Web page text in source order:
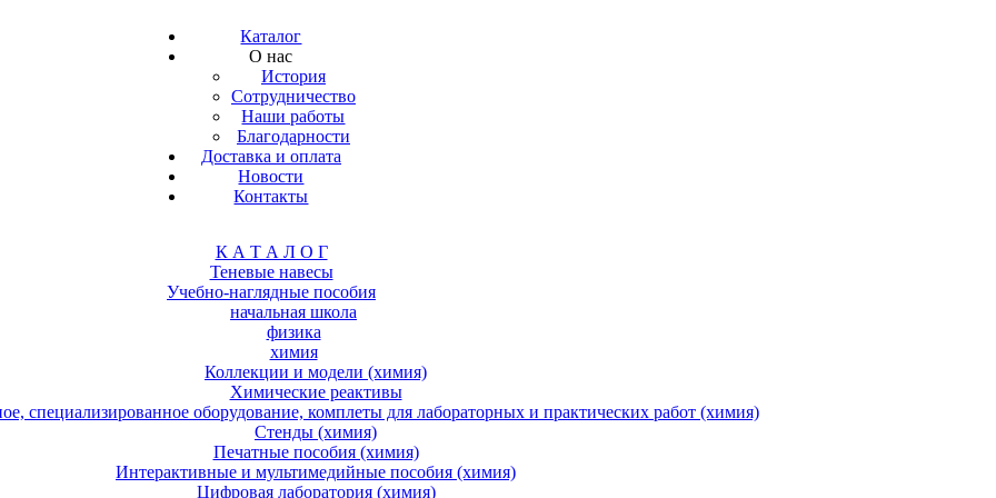
Каталог
О нас
История
Сотрудничество
Наши работы
Благодарности
Доставка и оплата
Новости
Контакты
К А Т А Л О Г
Теневые навесы
Учебно-наглядные пособия
начальная школа
физика
химия
Коллекции и модели (химия)
Химические реактивы
специализированное оборудование, комплеты для лабораторных и практических работ (химия)
Стенды (химия)
Печатные пособия (химия)
Интерактивные и мультимедийные пособия (химия)
Цифровая лаборатория (химия)